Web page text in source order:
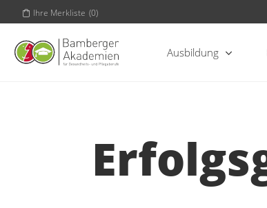
Ihre Merkliste (0)
Ausbildung